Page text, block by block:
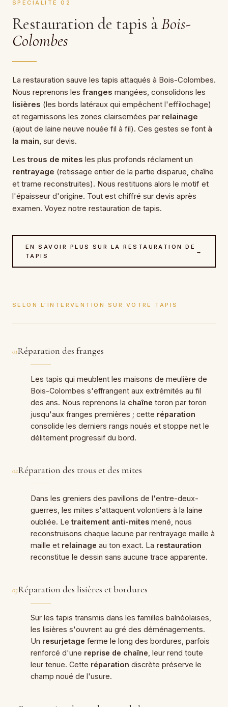
SPÉCIALITÉ 02
Restauration de tapis àBois-
Colombes
La restauration sauve les tapis attaqués à Bois-Colombes.
Nous reprenons les franges mangées, consolidons les
lisières (les bords latéraux qui empêchent l'effilochage)
et regarnissons les zones clairsemées par relainage
(ajout de laine neuve nouée fil à fil). Ces gestes se font à
la main, sur devis.
Lestrous de mites les plus profonds réclament un
rentrayage (retissage entier de la partie disparue, chaîne
et trame reconstruites). Nous restituons alors le motif et
l'épaisseur d'origine. Tout est chiffré sur devis après
examen. Voyez notre restauration de tapis.
EN SAVOIR PLUS SUR LA RESTAURATION DE
TAPIS
→
SELON L'INTERVENTION SUR VOTRE TAPIS
01Réparation des franges
Les tapis qui meublent les maisons de meulière de
Bois-Colombes s'effrangent aux extrémités au fil
des ans. Nous reprenons la chaîne toron par toron
jusqu'aux franges premières ; cette réparation
consolide les derniers rangs noués et stoppe net le
délitement progressif du bord.
02Réparation des trous et des mites
Dans les greniers des pavillons de l'entre-deux-
guerres, les mites s'attaquent volontiers à la laine
oubliée. Letraitement anti-mites mené, nous
reconstruisons chaque lacune par rentrayage maille à
maille et relainage au ton exact. La restauration
reconstitue le dessin sans aucune trace apparente.
03Réparation des lisières et bordures
Sur les tapis transmis dans les familles balnéolaises,
les lisières s'ouvrent au gré des déménagements.
Un resurjetage ferme le long des bordures, parfois
renforcé d'une reprise de chaîne , leur rend toute
leur tenue. Cette réparation discrète préserve le
champ noué de l'usure.